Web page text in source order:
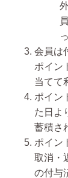
会員は
ポイン
当てて
ポイン
た日よ
蓄積さ
ポイン
取消・
の付与